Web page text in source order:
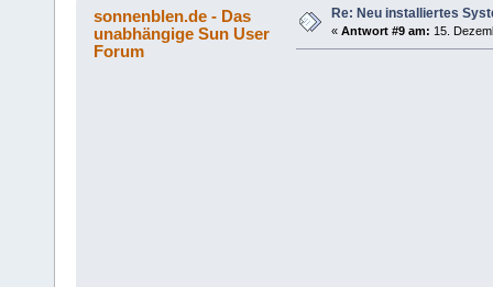
sonnenblen.de - Das
unabhängige Sun User
Forum
Re: Neu installiertes
« Antwort #9 am: 15.